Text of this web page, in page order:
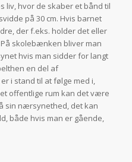
liv, hvor de skaber et bånd til
på 30 cm. Hvis barnet
der f.eks. holder det eller
skolebænken bliver man
hvis man sidder for langt
en del af
i stand til at følge med i,
offentlige rum kan det være
sin nærsynethed, det kan
både hvis man er gående,